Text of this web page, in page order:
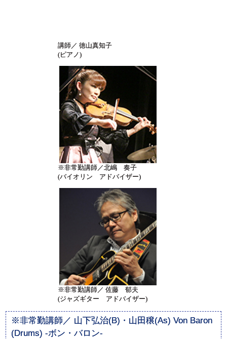
講師／ 徳山真知子
(ピアノ)
※非常勤講師／北嶋 奏子
(バイオリン アドバイザー)
※非常勤講師／ 佐藤 郁夫
(ジャズギター アドバイザー)
※非常勤講師／ 山下弘治(B)・山田穣(As) Von Baron
(Drums) -ボン・バロン-